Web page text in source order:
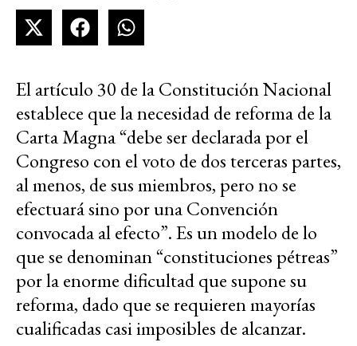
El artículo 30 de la Constitución Nacional
establece que la necesidad de reforma de la
Carta Magna “debe ser declarada por el
Congreso con el voto de dos terceras partes,
al menos, de sus miembros, pero no se
efectuará sino por una Convención
convocada al efecto”. Es un modelo de lo
que se denominan “constituciones pétreas”
por la enorme dificultad que supone su
reforma, dado que se requieren mayorías
cualificadas casi imposibles de alcanzar.